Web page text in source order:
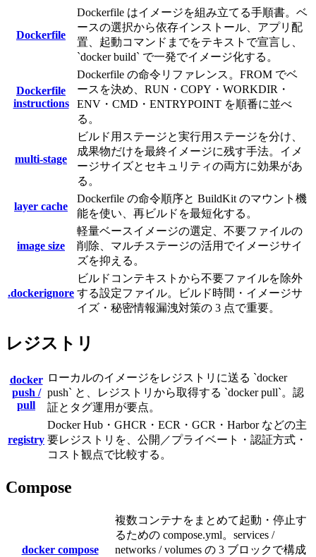
Dockerfile
Dockerfile はイメージを組み立てる手順書。ベ
ースの選択から依存インストール、アプリ配
置、起動コマンドまでをテキストで宣言し、
`docker build` で一発でイメージ化する。
Dockerfile
instructions
Dockerfile の命令リファレンス。FROM でベ
ースを決め、RUN・COPY・WORKDIR・
ENV・CMD・ENTRYPOINT を順番に並べ
る。
multi-stage
ビルド用ステージと実行用ステージを分け、
成果物だけを最終イメージに残す手法。イメ
ージサイズとセキュリティの両方に効果があ
る。
layer cache
Dockerfile の命令順序と BuildKit のマウント機
能を使い、再ビルドを最短化する。
image size
軽量ベースイメージの選定、不要ファイルの
削除、マルチステージの活用でイメージサイ
ズを抑える。
.dockerignore
ビルドコンテキストから不要ファイルを除外
する設定ファイル。ビルド時間・イメージサ
イズ・秘密情報漏洩対策の 3 点で重要。
レジストリ
docker
push /
pull
ローカルのイメージをレジストリに送る `docker
push` と、レジストリから取得する `docker pull`。認
証とタグ運用が要点。
registry
Docker Hub・GHCR・ECR・GCR・Harbor などの主
要レジストリを、公開／プライベート・認証方式・
コスト観点で比較する。
Compose
docker compose
複数コンテナをまとめて起動・停止す
るための compose.yml。services /
networks / volumes の 3 ブロックで構成